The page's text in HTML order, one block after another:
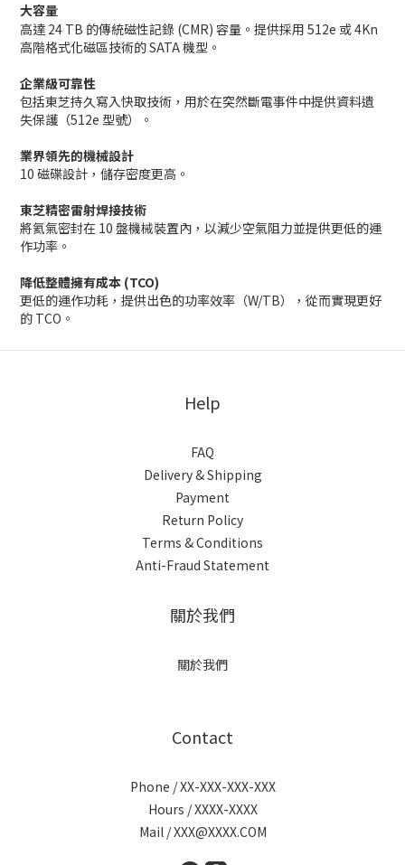
大容量
高達 24 TB 的傳統磁性記錄 (CMR) 容量。提供採用 512e 或 4Kn
高階格式化磁區技術的 SATA 機型。
企業級可靠性
包括東芝持久寫入快取技術，用於在突然斷電事件中提供資料遺
失保護（512e 型號）。
業界領先的機械設計
10 磁碟設計，儲存密度更高。
東芝精密雷射焊接技術
將氦氣密封在 10 盤機械裝置內，以減少空氣阻力並提供更低的運
作功率。
降低整體擁有成本 (TCO)
更低的運作功耗，提供出色的功率效率（W/TB），從而實現更好
的 TCO。
Help
FAQ
Delivery & Shipping
Payment
Return Policy
Terms & Conditions
Anti-Fraud Statement
關於我們
關於我們
Contact
Phone / XX-XXX-XXX-XXX
Hours / XXXX-XXXX
Mail / XXX@XXXX.COM